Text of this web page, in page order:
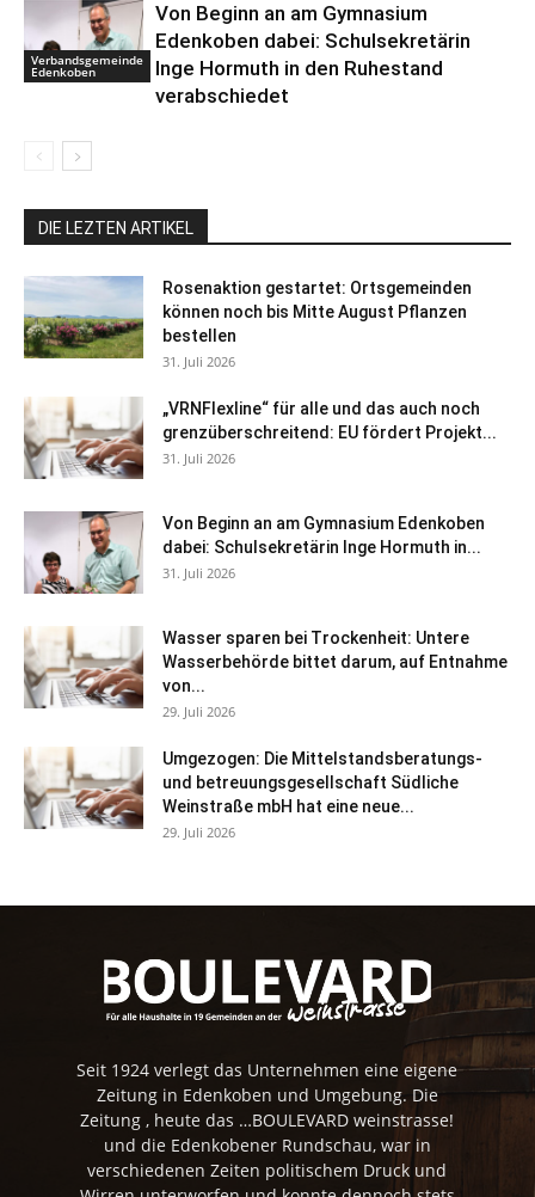
Verbandsgemeinde
Edenkoben
Von Beginn an am Gymnasium
Edenkoben dabei: Schulsekretärin
Inge Hormuth in den Ruhestand
verabschiedet
DIE LEZTEN ARTIKEL
Rosenaktion gestartet: Ortsgemeinden
können noch bis Mitte August Pflanzen
bestellen
31. Juli 2026
„VRNFlexline“ für alle und das auch noch
grenzüberschreitend: EU fördert Projekt...
31. Juli 2026
Von Beginn an am Gymnasium Edenkoben
dabei: Schulsekretärin Inge Hormuth in...
31. Juli 2026
Wasser sparen bei Trockenheit: Untere
Wasserbehörde bittet darum, auf Entnahme
von...
29. Juli 2026
Umgezogen: Die Mittelstandsberatungs-
und betreuungsgesellschaft Südliche
Weinstraße mbH hat eine neue...
29. Juli 2026
Seit 1924 verlegt das Unternehmen eine eigene
Zeitung in Edenkoben und Umgebung. Die
Zeitung , heute das …BOULEVARD weinstrasse!
und die Edenkobener Rundschau, war in
verschiedenen Zeiten politischem Druck und